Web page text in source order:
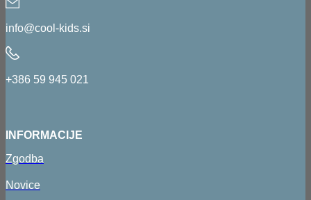
info@cool-kids.si
+386 59 945 021
INFORMACIJE
Zgodba
Novice